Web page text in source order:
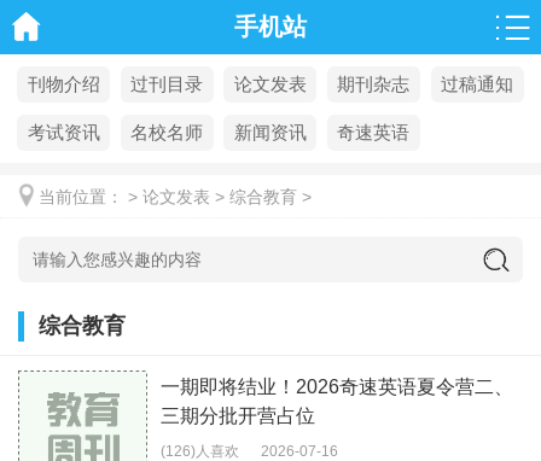
手机站
刊物介绍 过刊目录 论文发表 期刊杂志 过稿通知
考试资讯 名校名师 新闻资讯 奇速英语
当前位置： > 论文发表 > 综合教育 >
综合教育
一期即将结业！2026奇速英语夏令营二、
三期分批开营占位
(126)人喜欢 2026-07-16